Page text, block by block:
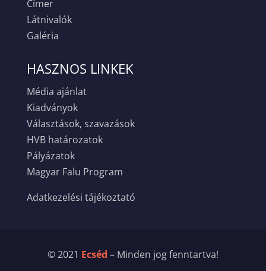
Címer
Látnivalók
Galéria
HASZNOS LINKEK
Média ajánlat
Kiadványok
Választások, szavazások
HVB határozatok
Pályázatok
Magyar Falu Program
Adatkezelési tájékoztató
© 2021 Ecséd – Minden jog fenntartva!